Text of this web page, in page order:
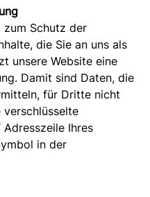
zum Schutz der
die Sie an uns als
unsere Website eine
Damit sind Daten, die
für Dritte nicht
verschlüsselte
Ihres
in der